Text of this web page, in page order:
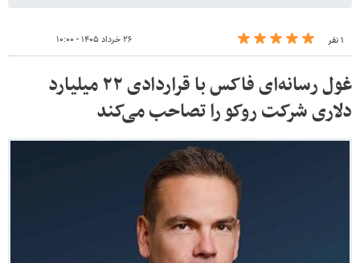
۱ نفر ۲۶ خرداد ۱۴۰۵ - ۱۰:۰۰
غول رسانه‌ای فاکس با قراردادی ۲۲ میلیارد
دلاری شرکت روکو را تصاحب می‌کند